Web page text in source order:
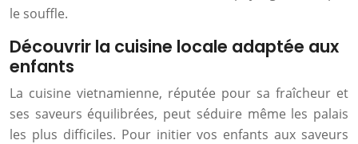
le souffle.
Découvrir la cuisine locale adaptée aux
enfants
La cuisine vietnamienne, réputée pour sa fraîcheur et
ses saveurs équilibrées, peut séduire même les palais
les plus difficiles. Pour initier vos enfants aux saveurs